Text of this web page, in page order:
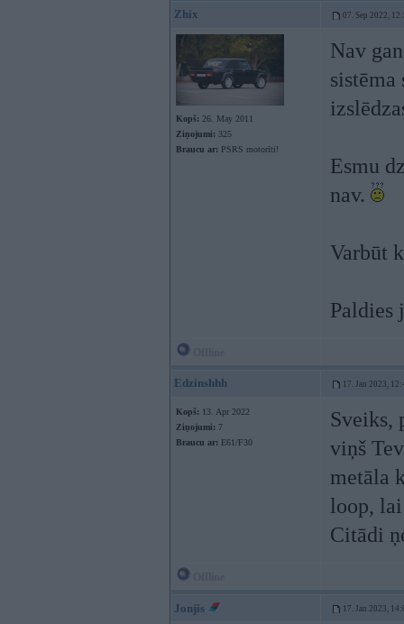
Zhix 07. Sep 2022,
Kopš: 26. May 2011
Ziņojumi: 325
Braucu ar: PSRS motorīti!
Nav
Esmu
nav.
Varbūt
Paldies
Edzinshhh 17. Jan 2023,
Kopš: 13. Apr 2022
Ziņojumi: 7
Braucu ar: E61/F30
Sveiks,
viņš
metāla
loop,
Citādi
Jonjis 17. Jan 2023,